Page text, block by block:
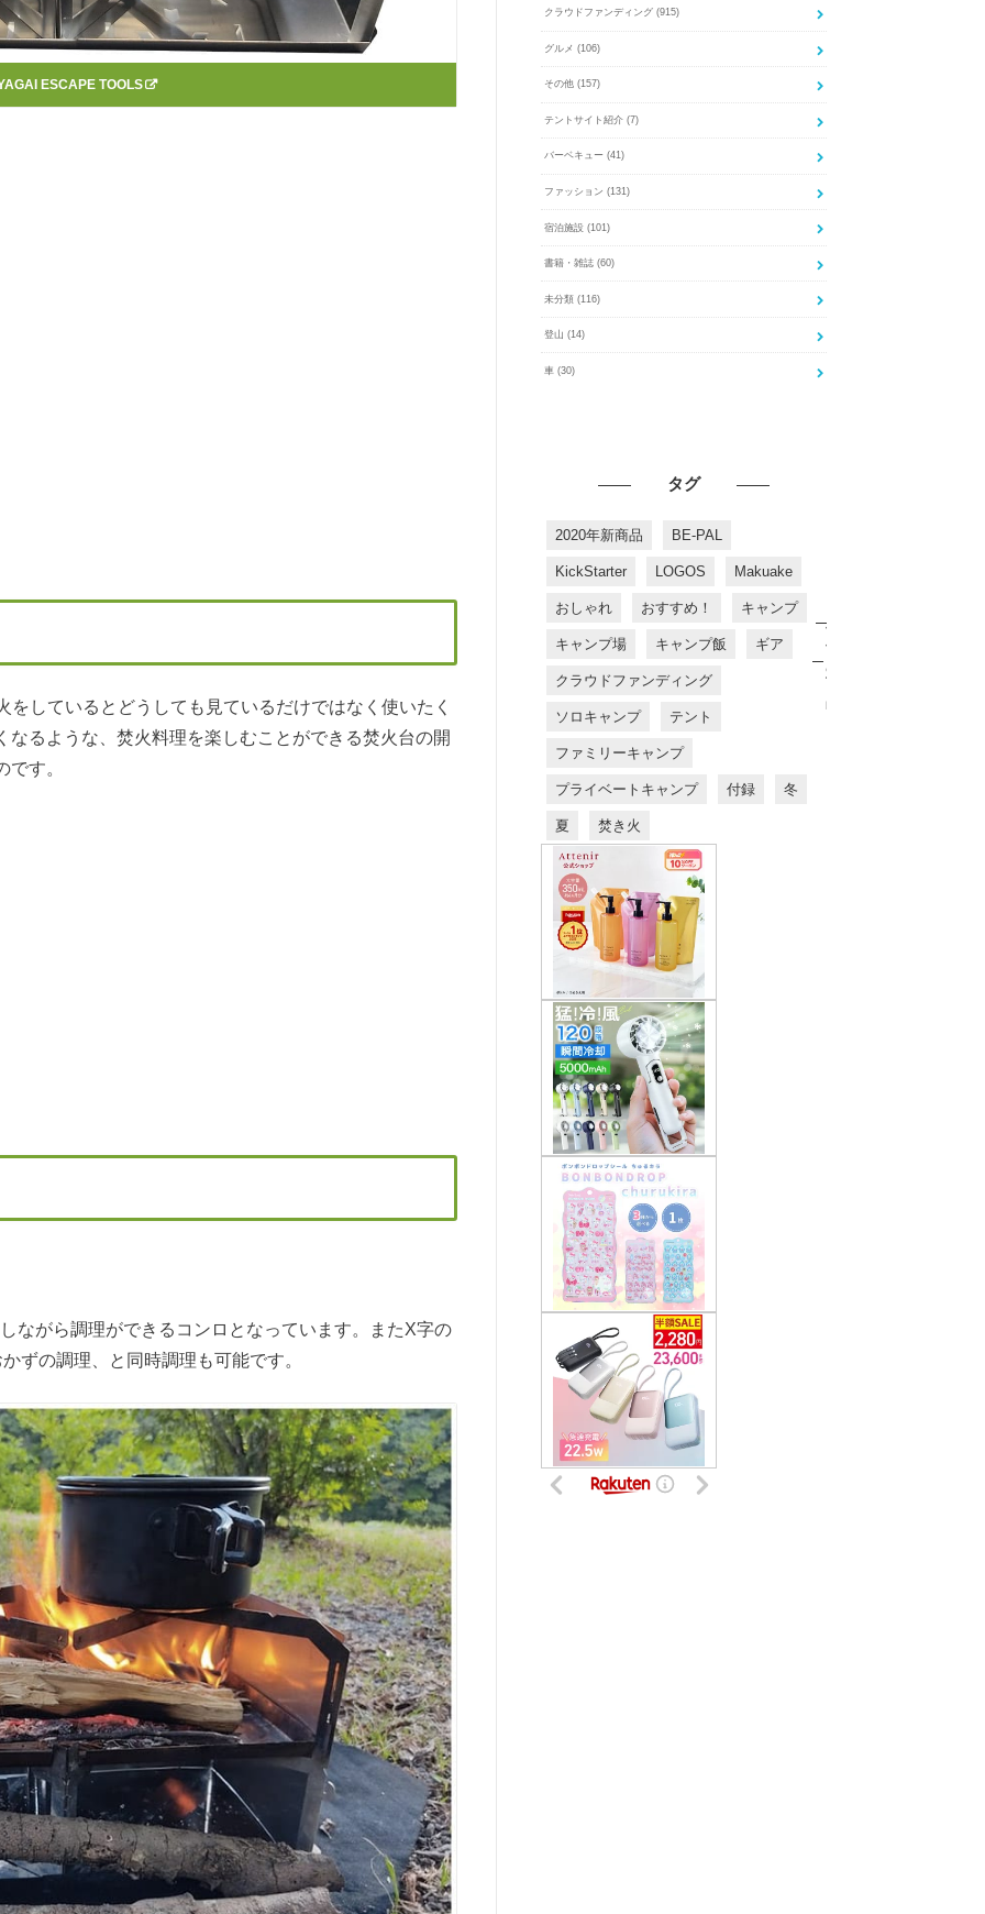
ESCAPE TOOLS
しているとどうしても見ているだけではなく使いたく
るような、焚火料理を楽しむことができる焚火台の開
す。
ながら調理ができるコンロとなっています。またX字の
ずの調理、と同時調理も可能です。
クラウドファンディング (915)
グルメ (106)
その他 (157)
テントサイト紹介 (7)
バーベキュー (41)
ファッション (131)
宿泊施設 (101)
書籍・雑誌 (60)
未分類 (116)
登山 (14)
車 (30)
タグ
2020年新商品 BE-PAL
KickStarter LOGOS Makuake
おしゃれ おすすめ！ キャンプ
キャンプ場 キャンプ飯 ギア
クラウドファンディング
ソロキャンプ テント
ファミリーキャンプ
プライベートキャンプ 付録 冬
夏 焚き火
す
す
め
商
品